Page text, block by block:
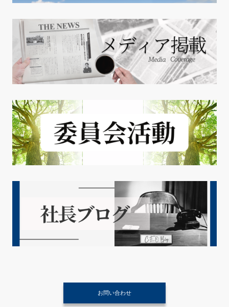
お問い合わせ